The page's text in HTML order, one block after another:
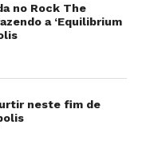
no Rock The
a ‘Equilibrium
neste fim de